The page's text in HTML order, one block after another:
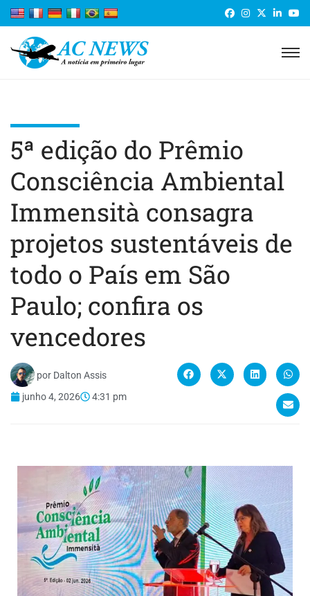
5ª edição do Prêmio
Consciência Ambiental
Immensità consagra
projetos sustentáveis de
todo o País em São
Paulo; confira os
vencedores
por Dalton Assis
junho 4, 2026
4:31 pm